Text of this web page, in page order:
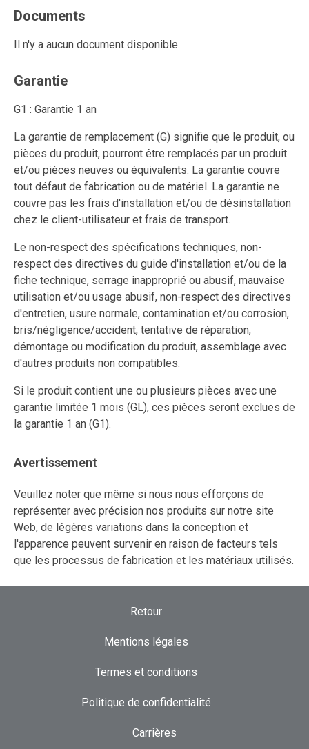
Documents
Il n'y a aucun document disponible.
Garantie
G1 : Garantie 1 an
La garantie de remplacement (G) signifie que le produit, ou
pièces du produit, pourront être remplacés par un produit
et/ou pièces neuves ou équivalents. La garantie couvre
tout défaut de fabrication ou de matériel. La garantie ne
couvre pas les frais d'installation et/ou de désinstallation
chez le client-utilisateur et frais de transport.
Le non-respect des spécifications techniques, non-
respect des directives du guide d'installation et/ou de la
fiche technique, serrage inapproprié ou abusif, mauvaise
utilisation et/ou usage abusif, non-respect des directives
d'entretien, usure normale, contamination et/ou corrosion,
bris/négligence/accident, tentative de réparation,
démontage ou modification du produit, assemblage avec
d'autres produits non compatibles.
Si le produit contient une ou plusieurs pièces avec une
garantie limitée 1 mois (GL), ces pièces seront exclues de
la garantie 1 an (G1).
Avertissement
Veuillez noter que même si nous nous efforçons de
représenter avec précision nos produits sur notre site
Web, de légères variations dans la conception et
l'apparence peuvent survenir en raison de facteurs tels
que les processus de fabrication et les matériaux utilisés.
Retour
Mentions légales
Termes et conditions
Politique de confidentialité
Carrières